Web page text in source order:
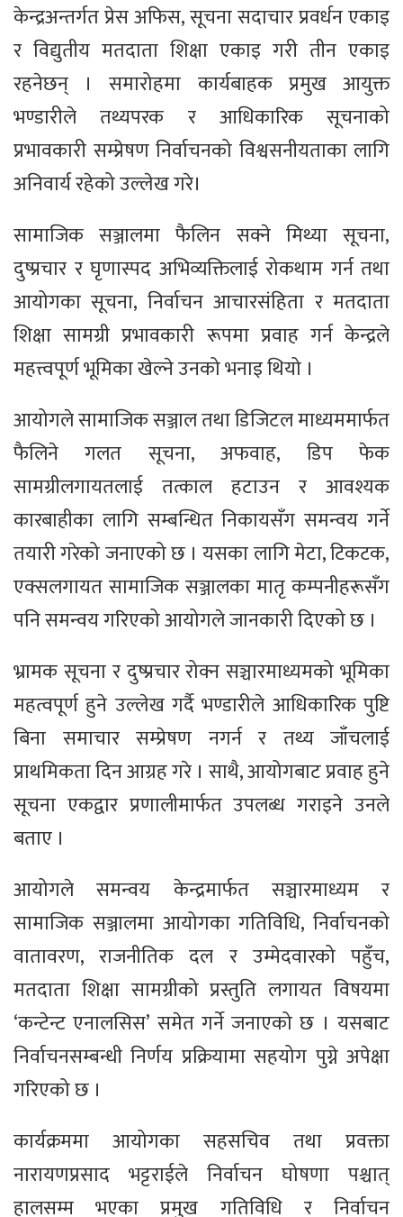
केन्द्रअन्तर्गत प्रेस अफिस, सूचना सदाचार प्रवर्धन एकाइ
र विद्युतीय मतदाता शिक्षा एकाइ गरी तीन एकाइ
रहनेछन् । समारोहमा कार्यबाहक प्रमुख आयुक्त
भण्डारीले तथ्यपरक र आधिकारिक सूचनाको
प्रभावकारी सम्प्रेषण निर्वाचनको विश्वसनीयताका लागि
अनिवार्य रहेको उल्लेख गरे।
सामाजिक सञ्जालमा फैलिन सक्ने मिथ्या सूचना,
दुष्प्रचार र घृणास्पद अभिव्यक्तिलाई रोकथाम गर्न तथा
आयोगका सूचना, निर्वाचन आचारसंहिता र मतदाता
शिक्षा सामग्री प्रभावकारी रूपमा प्रवाह गर्न केन्द्रले
महत्त्वपूर्ण भूमिका खेल्ने उनको भनाइ थियो ।
आयोगले सामाजिक सञ्जाल तथा डिजिटल माध्यममार्फत
फैलिने गलत सूचना, अफवाह, डिप फेक
सामग्रीलगायतलाई तत्काल हटाउन र आवश्यक
कारबाहीका लागि सम्बन्धित निकायसँग समन्वय गर्ने
तयारी गरेको जनाएको छ । यसका लागि मेटा, टिकटक,
एक्सलगायत सामाजिक सञ्जालका मातृ कम्पनीहरूसँग
पनि समन्वय गरिएको आयोगले जानकारी दिएको छ ।
भ्रामक सूचना र दुष्प्रचार रोक्न सञ्चारमाध्यमको भूमिका
महत्वपूर्ण हुने उल्लेख गर्दै भण्डारीले आधिकारिक पुष्टि
बिना समाचार सम्प्रेषण नगर्न र तथ्य जाँचलाई
प्राथमिकता दिन आग्रह गरे । साथै, आयोगबाट प्रवाह हुने
सूचना एकद्वार प्रणालीमार्फत उपलब्ध गराइने उनले
बताए ।
आयोगले समन्वय केन्द्रमार्फत सञ्चारमाध्यम र
सामाजिक सञ्जालमा आयोगका गतिविधि, निर्वाचनको
वातावरण, राजनीतिक दल र उम्मेदवारको पहुँच,
मतदाता शिक्षा सामग्रीको प्रस्तुति लगायत विषयमा
‘कन्टेन्ट एनालसिस’ समेत गर्ने जनाएको छ । यसबाट
निर्वाचनसम्बन्धी निर्णय प्रक्रियामा सहयोग पुग्ने अपेक्षा
गरिएको छ ।
कार्यक्रममा आयोगका सहसचिव तथा प्रवक्ता
नारायणप्रसाद भट्टराईले निर्वाचन घोषणा पश्चात्
हालसम्म भएका प्रमुख गतिविधि र निर्वाचन